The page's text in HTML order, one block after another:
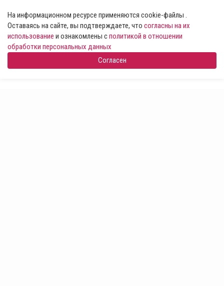
На информационном ресурсе применяются cookie-файлы .
Оставаясь на сайте, вы подтверждаете, что согласны на их
использование и ознакомлены сполитикой в отношении
обработки персональных данных
Согласен